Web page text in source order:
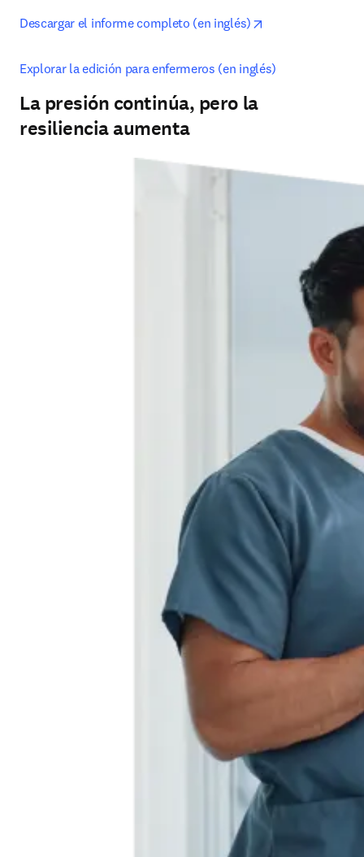
Descargar el informe completo (en inglés)
Explorar la edición para enfermeros (en inglés)
La presión continúa, pero la
resiliencia aumenta